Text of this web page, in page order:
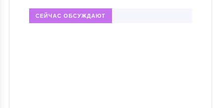
СЕЙЧАС ОБСУЖДАЮТ